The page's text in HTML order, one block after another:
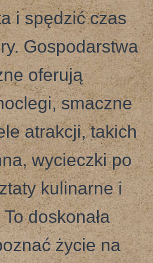
i spędzić czas
Gospodarstwa
oferują
smaczne
atrakcji, takich
wycieczki po
kulinarne i
doskonała
życie na